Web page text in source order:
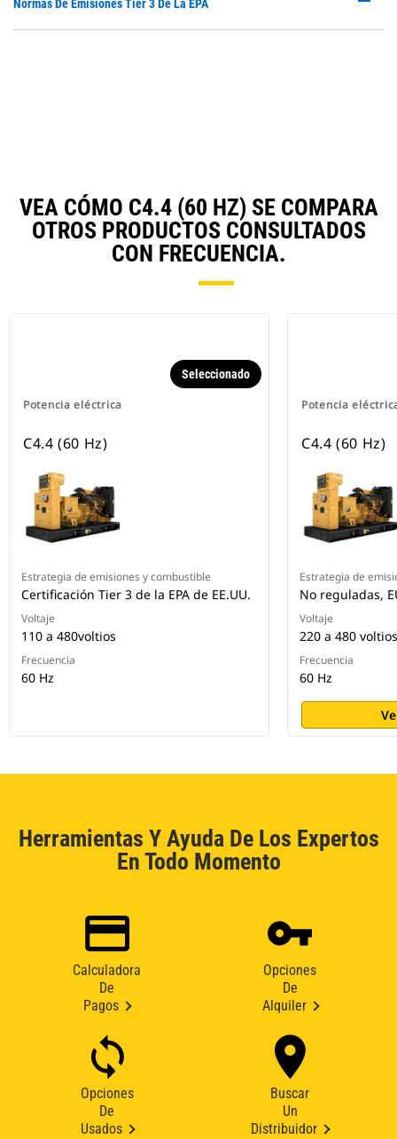
Normas De Emisiones Tier 3 De La EPA
VEA CÓMO C4.4 (60 HZ) SE COMPARA
OTROS PRODUCTOS CONSULTADOS
CON FRECUENCIA.
Potencia eléctrica
Seleccionado
C4.4 (60 Hz)
Estrategia de emisiones y combustible
Certificación Tier 3 de la EPA de EE.UU.
Voltaje
110 a 480voltios
Frecuencia
60 Hz
Potencia
C4.4 (60 Hz)
Estrategia de
No reguladas,
Voltaje
220 a 480 voltios
Frecuencia
60 Hz
Herramientas Y Ayuda De Los Expertos
En Todo Momento
Calculadora
De
Pagos
Opciones
De
Alquiler
Opciones
De
Usados
Buscar
Un
Distribuidor